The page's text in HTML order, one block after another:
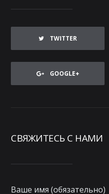
TWITTER
GOOGLE+
СВЯЖИТЕСЬ С НАМИ
Ваше имя (обязательно)